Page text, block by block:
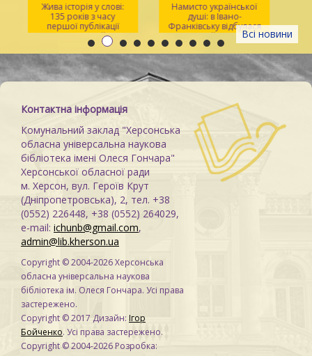
Всі новини
Жива історія у слові:
135 років з часу
першої публікації
повісті Михайла
Старицького «Облога
Буші»
Намисто української
душі: в Івано-
Франківську відбулася
творча майстерка для
херсонців
Контактна інформація
Комунальний заклад "Херсонська
обласна універсальна наукова
бібліотека імені Олеся Гончара"
Херсонської обласної ради
м. Херсон, вул. Героїв Крут
(Дніпропетровська), 2, тел. +38
(0552) 226448, +38 (0552) 264029,
e-mail: ichunb@gmail.com,
admin@lib.kherson.ua
Copyright © 2004-2026 Херсонська
обласна універсальна наукова
бібліотека ім. Олеся Гончара. Усі права
застережено.
Copyright © 2017 Дизайн: Ігор
Бойченко. Усі права застережено.
Copyright © 2004-2026 Розробка: